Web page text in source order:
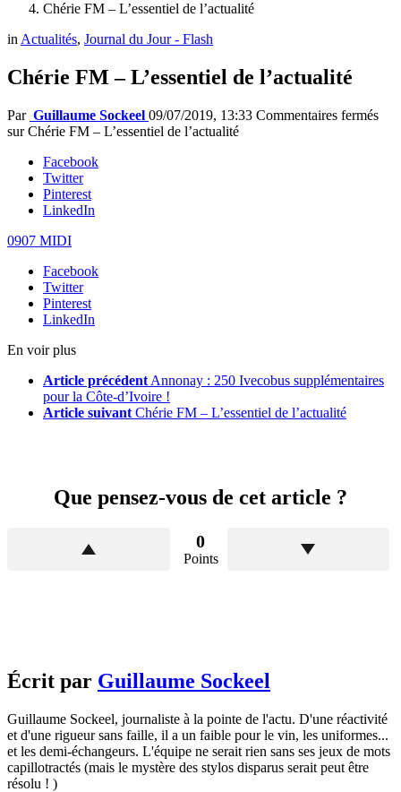
Chérie FM – L’essentiel de l’actualité
inActualités, Journal du Jour - Flash
Chérie FM – L’essentiel de l’actualité
Par Guillaume Sockeel 09/07/2019, 13:33 Commentaires fermés
sur Chérie FM – L’essentiel de l’actualité
Facebook
Twitter
Pinterest
LinkedIn
0907 MIDI
Facebook
Twitter
Pinterest
LinkedIn
En voir plus
Article précédent Annonay : 250 Ivecobus supplémentaires
pour la Côte-d’Ivoire !
Article suivant Chérie FM – L’essentiel de l’actualité
Que pensez-vous de cet article ?
0
Points
Écrit par Guillaume Sockeel
Guillaume Sockeel, journaliste à la pointe de l'actu. D'une réactivité
et d'une rigueur sans faille, il a un faible pour le vin, les uniformes...
et les demi-échangeurs. L'équipe ne serait rien sans ses jeux de mots
capillotractés (mais le mystère des stylos disparus serait peut être
résolu ! )